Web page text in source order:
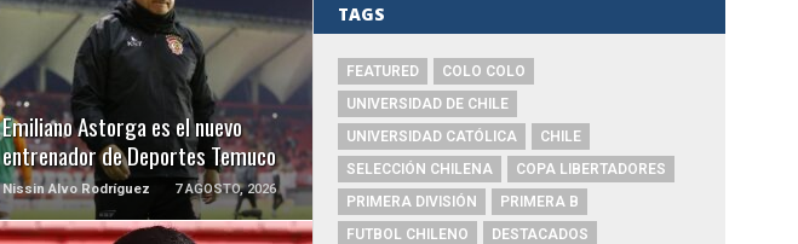
Emiliano Astorga es el nuevo
entrenador de Deportes Temuco
Nissin Alvo Rodríguez 7 AGOSTO, 2026
LEER MÁS
TAGS
FEATURED
COLO COLO
UNIVERSIDAD DE CHILE
UNIVERSIDAD CATÓLICA
CHILE
SELECCIÓN CHILENA
COPA LIBERTADORES
PRIMERA DIVISIÓN
PRIMERA B
FUTBOL CHILENO
DESTACADOS